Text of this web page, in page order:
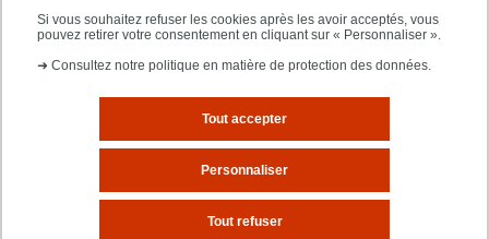
Si vous souhaitez refuser les cookies après les avoir acceptés, vous
pouvez retirer votre consentement en cliquant sur « Personnaliser ».
➜ Consultez notre politique en matière de protection des données.
Tout accepter
Tout refuser
Personnaliser
Plan d'accès
Plan du site